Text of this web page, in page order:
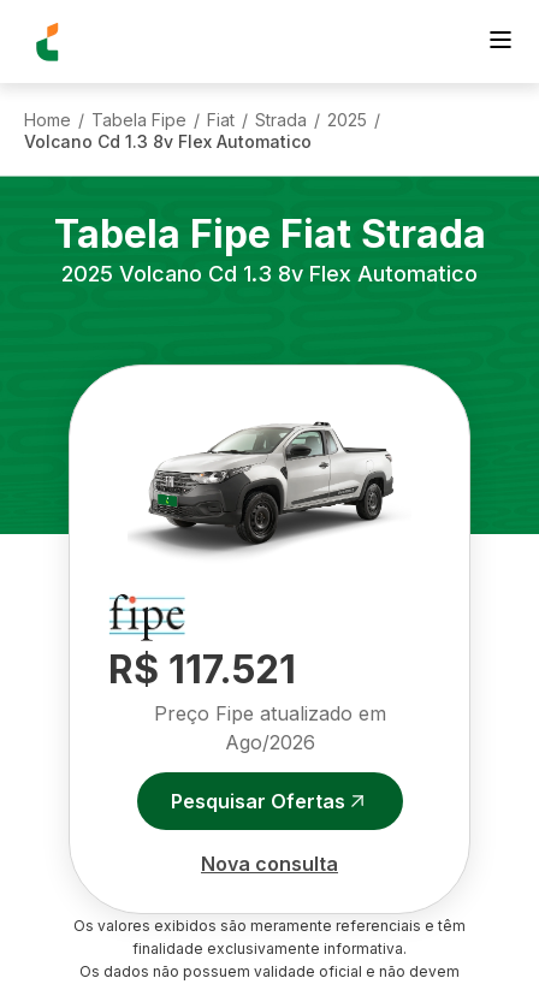
Home / Tabela Fipe / Fiat / Strada / 2025 /
Volcano Cd 1.3 8v Flex Automatico
Tabela Fipe Fiat Strada
2025 Volcano Cd 1.3 8v Flex Automatico
R$ 117.521
Preço Fipe atualizado em
Ago/2026
Pesquisar Ofertas
Nova consulta
Os valores exibidos são meramente referenciais e têm
finalidade exclusivamente informativa.
Os dados não possuem validade oficial e não devem